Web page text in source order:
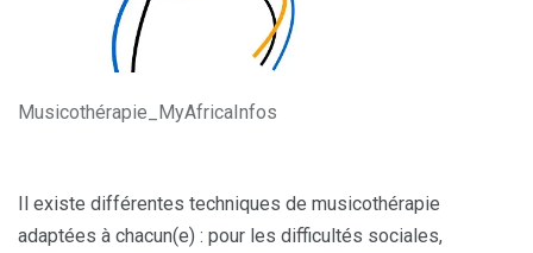
Musicothérapie_MyAfricaInfos
Il existe différentes techniques de musicothérapie
adaptées à chacun(e) : pour les difficultés sociales,